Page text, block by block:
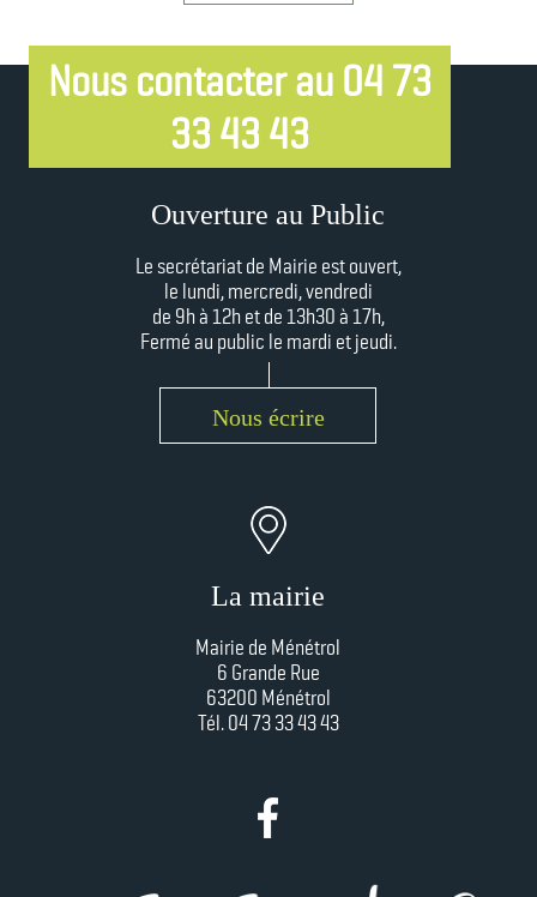
Nous contacter au 04 73
33 43 43
Ouverture au Public
Le secrétariat de Mairie est ouvert,
le lundi, mercredi, vendredi
de 9h à 12h etde 13h30 à 17h,
Fermé au public le mardi et jeudi.
Nous écrire
La mairie
Mairie de Ménétrol
6 Grande Rue
63200 Ménétrol
Tél. 04 73 33 43 43